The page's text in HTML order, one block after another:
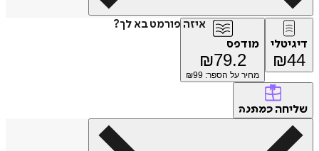
איזה פורמט בא לך?
₪
מודפס
₪79.2
מחיר על הספר: ₪99
כמתנה